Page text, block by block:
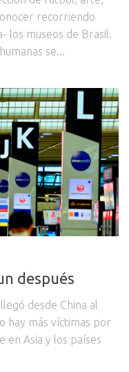
recorriendo
los museos de Brasil.
se...
después
desde China al
hay más víctimas por
en Asia y los países